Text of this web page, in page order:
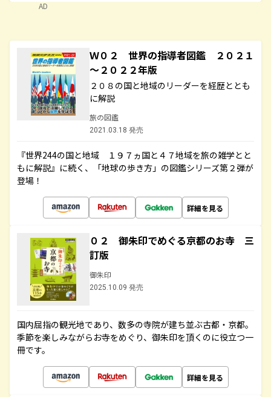
AD
Ｗ０２ 世界の指導者図鑑 ２０２１
～２０２２年版
２０８の国と地域のリーダーを経歴ととも
に解説
旅の図鑑
2021.03.18 発売
『世界244の国と地域 １９７ヵ国と４７地域を旅の雑学とと
もに解説』に続く、「地球の歩き方」の図鑑シリーズ第２弾が
登場！
詳細を見る
０２ 御朱印でめぐる京都のお寺 三
訂版
御朱印
2025.10.09 発売
国内屈指の観光地であり、数多の寺院が建ち並ぶ古都・京都。
季節を楽しみながらお寺をめぐり、御朱印を頂くのに役立つ一
冊です。
詳細を見る